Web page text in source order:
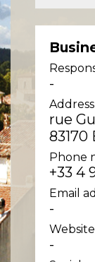
-
Address
rue
83170
Phone
+33 4
Email
-
Website
-